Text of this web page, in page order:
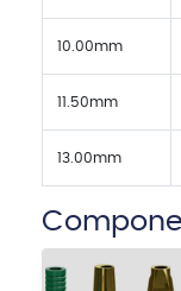
10.00mm
11.50mm
13.00mm